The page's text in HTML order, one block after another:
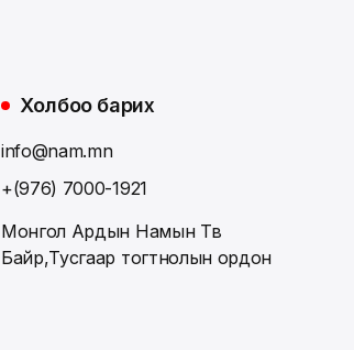
Холбоо барих
info@nam.mn
+(976) 7000-1921
Монгол Ардын Намын Төв
Байр,Тусгаар тогтнолын ордон